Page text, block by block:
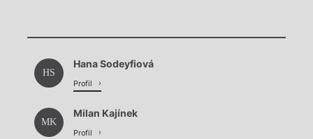
Načítá se.
Chviličku.
Načítá se.
HS
Hana Sodeyfiová
Profil
MK
Milan Kajínek
Profil